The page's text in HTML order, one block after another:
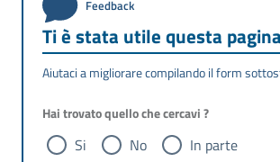
Feedback
Ti è stata utile questa
Aiutaci a migliorare compilando il form
Hai trovato quello che cercavi ?
Si No In parte